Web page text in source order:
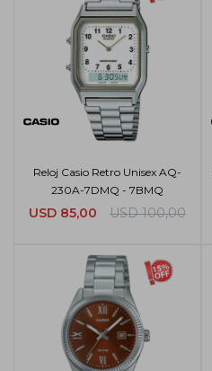
Reloj Casio Retro Unisex AQ-
230A-7DMQ - 7BMQ
USD 85,00 USD 100,00